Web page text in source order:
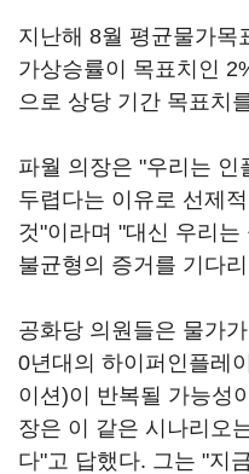
지난해 8월 평균물가목
가상승률이 목표치인
으로 상당 기간 목표치
파월 의장은 "우리는 인
두렵다는 이유로 선제
것"이라며 "대신 우리
불균형의 증거를 기다
공화당 의원들은 물가
0년대의 하이퍼인플레
이션)이 반복될 가능성
장은 이 같은 시나리오
다"고 답했다. 그는 "지